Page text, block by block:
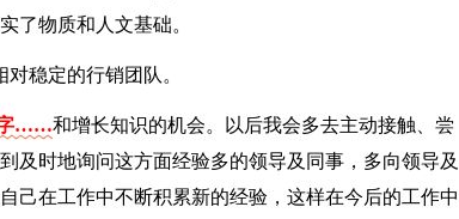
了物质和人文基础。
稳定的行销团队。
字……和增长知识的机会。以后我会多去主动接触、尝
及时地询问这方面经验多的领导及同事，多向领导及
己在工作中不断积累新的经验，这样在今后的工作中